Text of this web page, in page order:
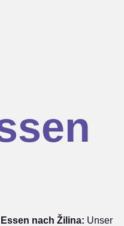
nach Žilina: Unser